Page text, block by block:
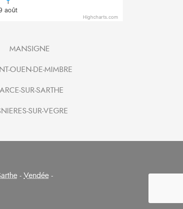
août
Highcharts.com
MANSIGNE
OUEN-DE-MIMBRE
SUR-SARTHE
SUR-VEGRE
-Vendée -